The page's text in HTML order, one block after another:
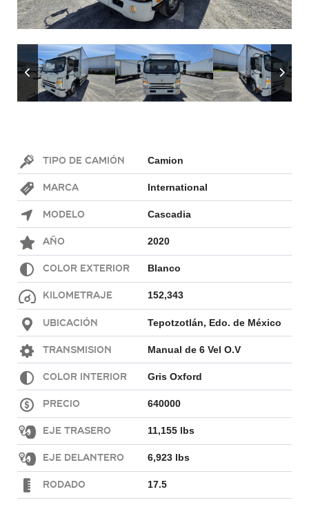
Tipo de Camión Camion
Marca International
Modelo Cascadia
Año 2020
Color exterior Blanco
Kilometraje 152,343
Ubicación Tepotzotlán, Edo. de México
Transmision Manual de 6 Vel O.V
Color interior Gris Oxford
Precio 640000
Eje Trasero 11,155 lbs
Eje Delantero 6,923 lbs
Rodado 17.5